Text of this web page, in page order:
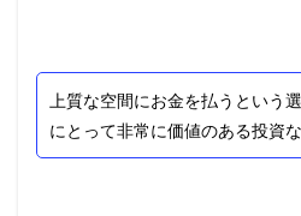
上質な空間にお金を払うという
にとって非常に価値のある投資な